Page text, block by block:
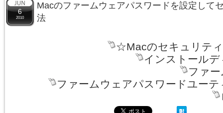
6
2010
Macのファームウェアパスワードを設定して
法
☆Macのセキュリテ
インストール
ファ
ファームウェアパスワードユーテ